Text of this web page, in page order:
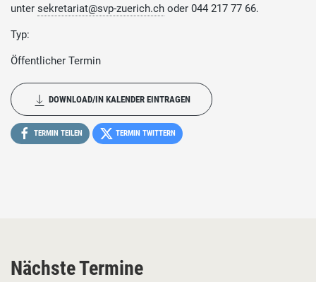
unter sekretariat@svp-zuerich.ch oder 044 217 77 66.
Typ:
Öffentlicher Termin
DOWNLOAD/IN KALENDER EINTRAGEN
TERMIN TEILEN TERMIN TWITTERN
Nächste Termine